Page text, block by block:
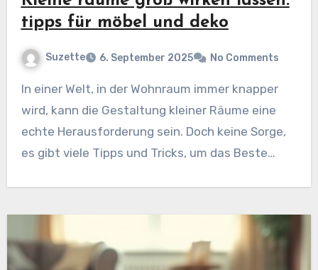
tipps für möbel und deko
Suzette 6. September 2025 No Comments
In einer Welt, in der Wohnraum immer knapper
wird, kann die Gestaltung kleiner Räume eine
echte Herausforderung sein. Doch keine Sorge,
es gibt viele Tipps und Tricks, um das Beste…